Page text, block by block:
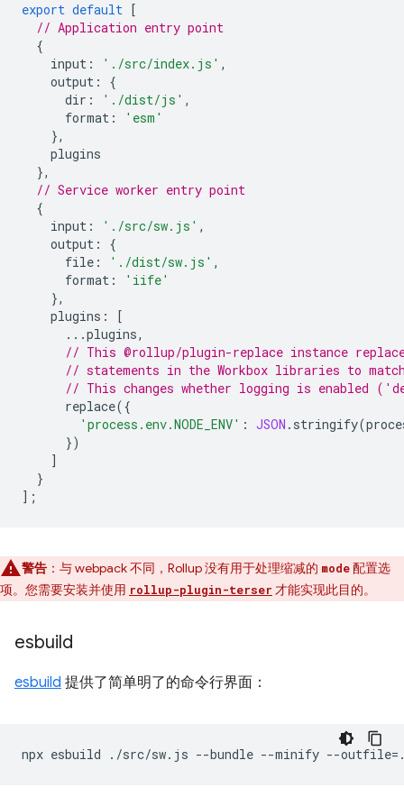
export default [
// Application entry point
{
input : './src/index.js' ,
output :
{
dir : './dist/js' ,
format :
'esm'
},
plugins
},
// Service worker entry point
{
input : './src/sw.js' ,
output :
{
file : './dist/sw.js' ,
format :
'iife'
},
plugins :
[
...plugins,
// This @rollup/plugin-replace instance replaces
// statements in the Workbox libraries to
// This changes whether logging is enabled
replace({
'process.env.NODE_ENV' : JSON . stringify(
})
]
}
];
警告 ：与 webpack 不同，Rollup 没有用于处理缩减的 mode配置选
项。您需要安装并使用 rollup-plugin-terser 才能实现此目的。
esbuild
esbuild 提供了简单明了的命令行界面：
npx esbuild ./src/sw.js --bundle --minify --outfile=